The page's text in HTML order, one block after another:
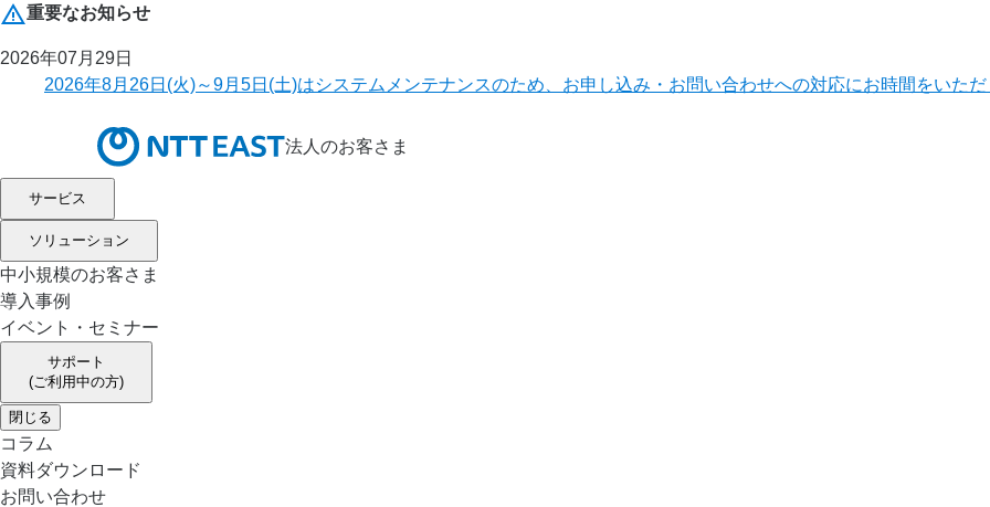
重要なお知らせ
2026年07月29日
2026年8月26日(火)～9月5日(土)はシステムメンテナンスのため、お申し込み・お問い合わせへの対応にお時間をいた
法人のお客さま
サービス
ソリューション
中小規模のお客さま
導入事例
イベント・セミナー
サポート
(ご利用中の方)
閉じる
コラム
資料ダウンロード
お問い合わせ